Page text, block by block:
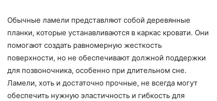
Обычные ламели представляют собой деревянные
планки, которые устанавливаются в каркас кровати. Они
помогают создать равномерную жесткость
поверхности, но не обеспечивают должной поддержки
для позвоночника, особенно при длительном сне.
Ламели, хоть и достаточно прочные, не всегда могут
обеспечить нужную эластичность и гибкость для